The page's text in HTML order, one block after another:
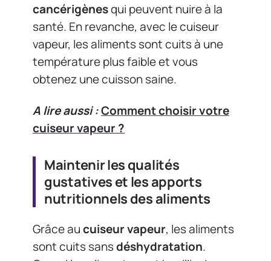
cancérigènesqui peuvent nuire à la
santé. En revanche, avec le cuiseur
vapeur, les aliments sont cuits à une
température plus faible et vous
obtenez une cuisson saine.
A lire aussi :Comment choisir votre
cuiseur vapeur ?
Maintenir les qualités
gustatives et les apports
nutritionnels des aliments
Grâce aucuiseur vapeur, les aliments
sont cuits sansdéshydratation.